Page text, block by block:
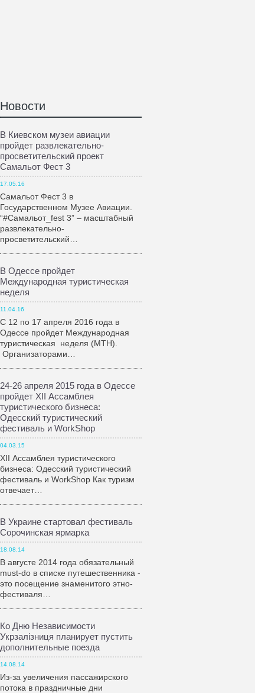
Новости
В Киевском музеи авиации
пройдет развлекательно-
просветительский проект
Самальот Фест 3
17.05.16
Самальот Фест 3 в
Государственном Музее Авиации.
“#Самальот_fest 3” – масштабный
развлекательно-
просветительский…
В Одессе пройдет
Международная туристическая
неделя
11.04.16
С 12 по 17 апреля 2016 года в
Одессе пройдет Международная
туристическая неделя (МТН).
Организаторами…
24-26 апреля 2015 года в Одессе
пройдет XII Ассамблея
туристического бизнеса:
Одесский туристический
фестиваль и WorkShop
04.03.15
XII Ассамблея туристического
бизнеса: Одесский туристический
фестиваль и WorkShop Как туризм
отвечает…
В Украине стартовал фестиваль
Сорочинская ярмарка
18.08.14
В августе 2014 года обязательный
must-do в списке путешественника -
это посещение знаменитого этно-
фестиваля…
Ко Дню Независимости
Укрзалiзниця планирует пустить
дополнительные поезда
14.08.14
Из-за увеличения пассажирского
потока в праздничные дни